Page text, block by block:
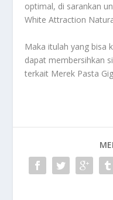
optimal, di sarankan
White Attraction
Maka itulah yang bisa
dapat membersihkan
terkait Merek Pasta